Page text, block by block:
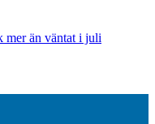
mer än väntat i juli